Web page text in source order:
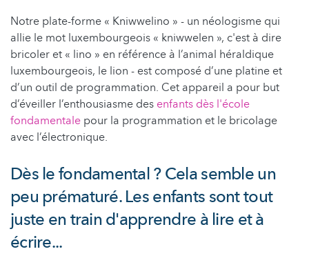
Notre plate-forme « Kniwwelino » - un néologisme qui
allie le mot luxembourgeois « kniwwelen », c'est à dire
bricoler et « lino » en référence à l’animal héraldique
luxembourgeois, le lion - est composé d’une platine et
d’un outil de programmation. Cet appareil a pour but
d’éveiller l’enthousiasme des enfants dès l'école
fondamentale pour la programmation et le bricolage
avec l’électronique.
Dès le fondamental ? Cela semble un
peu prématuré. Les enfants sont tout
juste en train d'apprendre à lire et à
écrire...